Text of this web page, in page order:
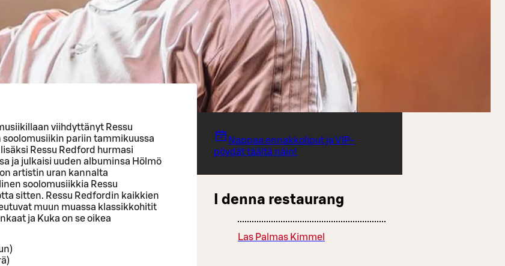
viihdyttänyt Ressu
pariin tammikuussa
Ressu Redford hurmasi
ja julkaisi uuden albuminsa Hölmö
artistin uran kannalta
soolomusiikkia Ressu
sitten. Ressu Redfordin kaikkien
muun muassa klassikkohitit
ja Kuka on se oikea
Nappaa ennakkoliput ja VIP-
pöydät täältä näin!
I denna restaurang
Las Palmas Kimmel